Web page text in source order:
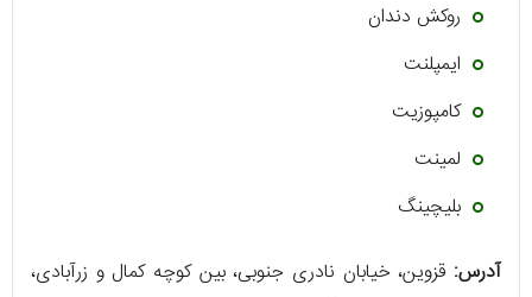
روکش دندان
ایمپلنت
کامپوزیت
لمینت
بلیچینگ
آدرس: قزوین، خیابان نادری جنوبی، بین کوچه کمال و زرآبادی،